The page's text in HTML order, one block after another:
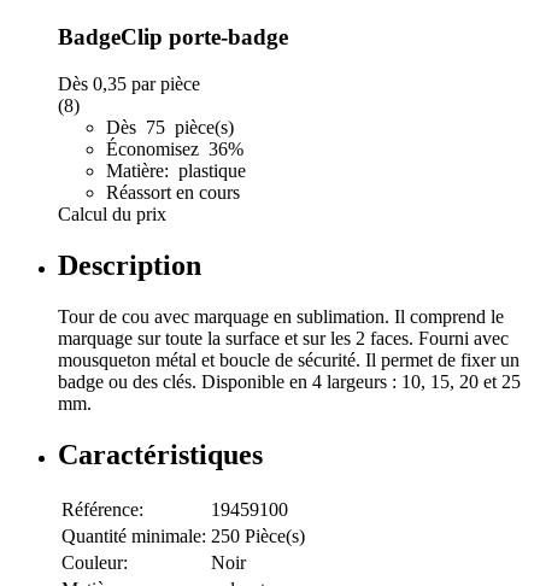
BadgeClip porte-badge
Dès 0,35 par pièce
(8)
Dès 75 pièce(s)
Économisez 36%
Matière: plastique
Réassort en cours
Calcul du prix
Description
Tour de cou avec marquage en sublimation. Il comprend le
marquage sur toute la surface et sur les 2 faces. Fourni avec
mousqueton métal et boucle de sécurité. Il permet de fixer un
badge ou des clés. Disponible en 4 largeurs : 10, 15, 20 et 25
mm.
Caractéristiques
Référence:
19459100
Quantité minimale: 250 Pièce(s)
Couleur:
Noir